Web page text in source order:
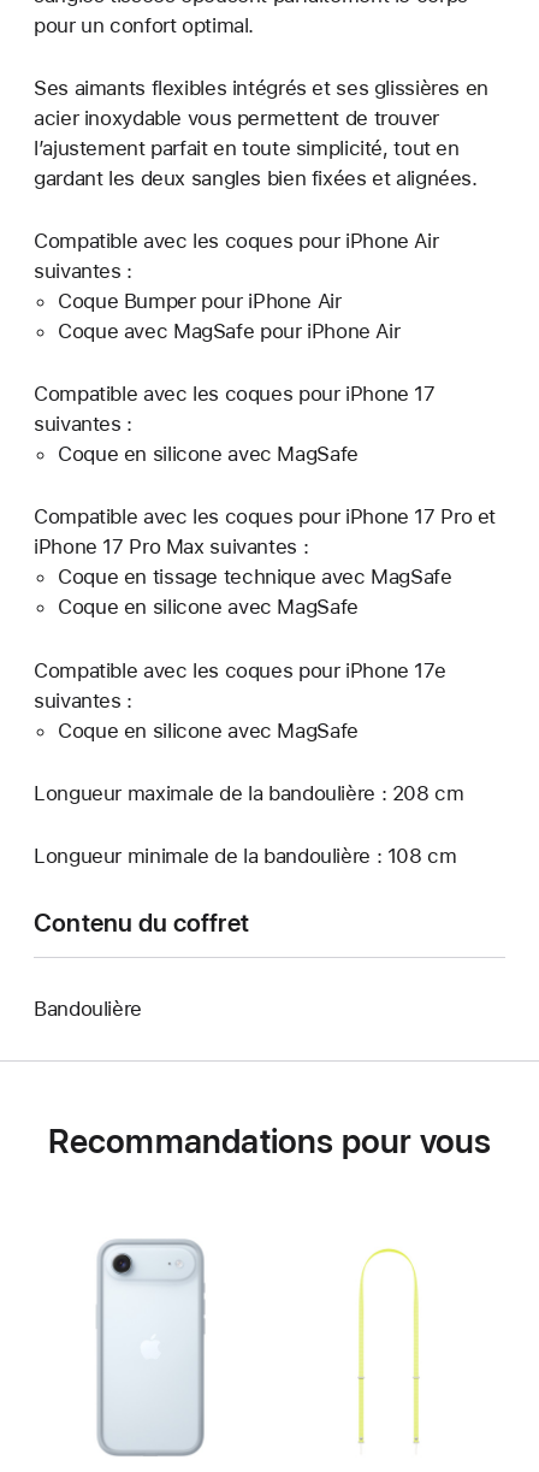
pour un confort optimal.
Ses aimants flexibles intégrés et ses glissières en
acier inoxydable vous permettent de trouver
l’ajustement parfait en toute simplicité, tout en
gardant les deux sangles bien fixées et alignées.
Compatible avec les coques pour iPhone Air
suivantes :
Coque Bumper pour iPhone Air
Coque avec MagSafe pour iPhone Air
Compatible avec les coques pour iPhone 17
suivantes :
Coque en silicone avec MagSafe
Compatible avec les coques pour iPhone 17 Pro et
iPhone 17 Pro Max suivantes :
Coque en tissage technique avec MagSafe
Coque en silicone avec MagSafe
Compatible avec les coques pour iPhone 17e
suivantes :
Coque en silicone avec MagSafe
Longueur maximale de la bandoulière : 208 cm
Longueur minimale de la bandoulière : 108 cm
Contenu du coffret
Bandoulière
Recommandations pour vous